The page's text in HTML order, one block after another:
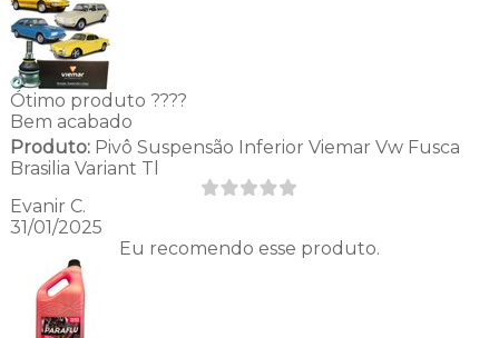
Ótimo produto ????
Bem acabado
Produto:Pivô Suspensão Inferior Viemar Vw Fusca
Brasilia Variant Tl
Evanir C.
31/01/2025
Eu recomendo esse produto.